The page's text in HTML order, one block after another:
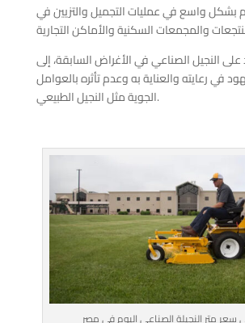
بشكل واسع في عمليات التجميل والتزيين في
على النجيل الصناعي في الأغراض السابقة، إلى
في رعايته والعناية به وعدم تأثره بالعوامل
الجوية مثل النجيل الطبيعي.
متر النجيلة الصناعي اليوم في مصر